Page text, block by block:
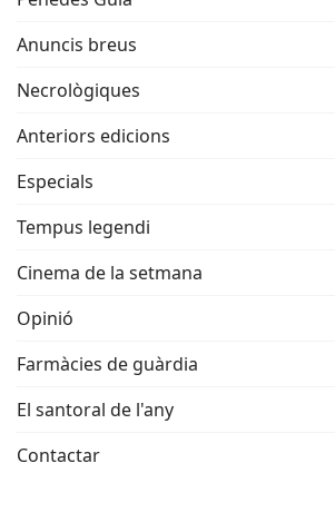
Anuncis breus
Necrològiques
Anteriors edicions
Especials
Tempus legendi
Cinema de la setmana
Opinió
Farmàcies de guàrdia
El santoral de l'any
Contactar